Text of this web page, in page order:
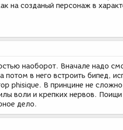
на созданый персонаж в
наоборот. Вначале надо
потом в него встроить бипед,
phisique. В принцине не
воли и крепких нервов.
дело.